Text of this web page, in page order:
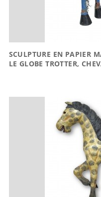
SCULPTURE EN PAPIER
LE GLOBE TROTTER,